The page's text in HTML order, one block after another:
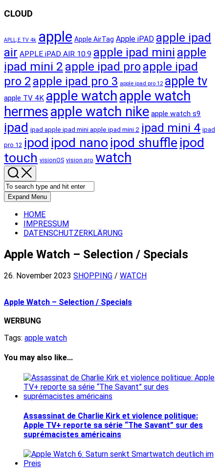
CLOUD
APLL;E TV 4k apple Apple AirTag Apple iPAD apple ipad
air APPLE iPAD AIR 10.9 apple ipad mini apple
ipad mini 2 apple ipad proapple ipad
pro 2 apple ipad pro 3 apple ipad pro 12 apple tv
apple TV 4K apple watchapple watch
hermesapple watch nike apple watch s9
ipad ipad apple ipad mini apple ipad mini 2 ipad mini 4 ipad
pro 12 ipod ipod nano ipod shuffle ipod
touch visionOS vision pro watch
Expand Menu
HOME
IMPRESSUM
DATENSCHUTZERKLÄRUNG
Apple Watch – Selection / Specials
26. November 2023 SHOPPING / WATCH
Apple Watch – Selection / Specials
WERBUNG
Tags: apple watch
You may also like...
Assassinat de Charlie Kirk et violence politique:
Apple TV+ reporte sa série “The Savant” sur des
suprémacistes américains